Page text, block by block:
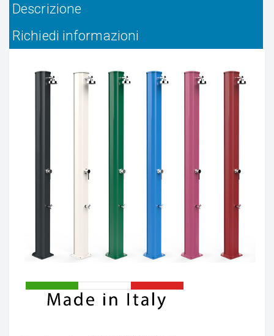
Descrizione
Richiedi informazioni